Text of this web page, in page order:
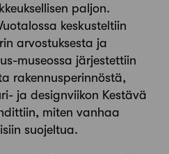
paljon.
keskusteltiin
arvostuksesta ja
museossa järjestettiin
rakennusperinnöstä,
ja designviikon Kestävä
miten vanhaa
suojeltua.